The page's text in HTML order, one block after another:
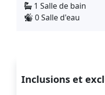
1 Salle de bain
0 Salle d'eau
Inclusions et